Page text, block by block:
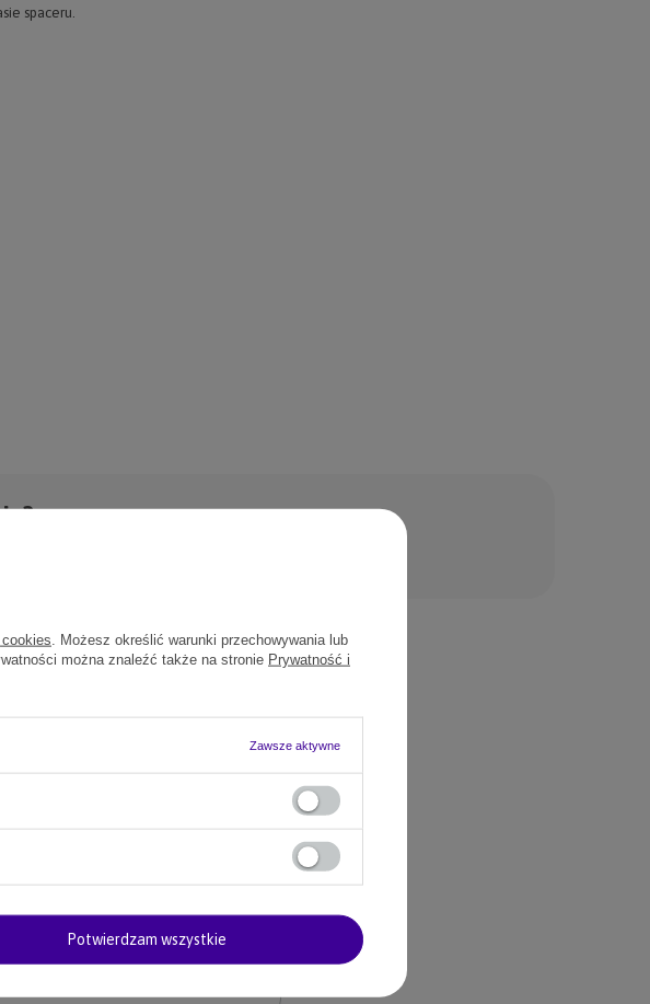
spaceru.
. Możesz określić warunki przechowywania lub
można znaleźć także na stronie Prywatność i
Zawsze aktywne
Potwierdzam wszystkie